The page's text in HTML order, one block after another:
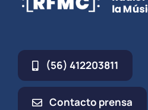
(56) 412203811
Contacto prensa